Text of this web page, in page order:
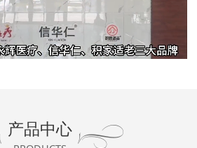
产品中心